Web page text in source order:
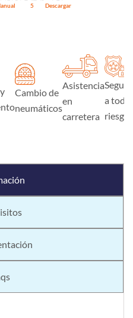
5 Descargar
Cambio de
neumáticos
Asistencia
en
carretera
Seguro
a todo
riesgo